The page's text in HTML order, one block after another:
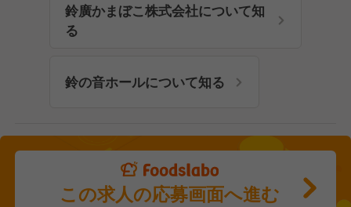
鈴廣かまぼこ株式会社について知
る
鈴の音ホールについて知る
この求人の応募画面へ進む